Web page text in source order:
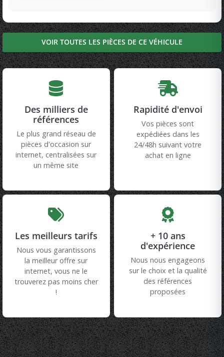
VOIR TOUTES LES PIÈCES DE CE VÉHICULE
Des milliers de
références
Le plus grand réseau de
pièces d'occasion sur
internet, centralisées sur
un même site
Rapidité d'envoi
Vos pièces sont
expédiées dans les
24/48h suivant votre
achat en ligne
Les meilleurs tarifs
Nous vous garantissons
la meilleur offre sur
internet, vous ne le
trouverez pas moins cher
!
+ 10 ans
d'expérience
Nous nous engageons
sur le choix et la qualité
des références
proposées